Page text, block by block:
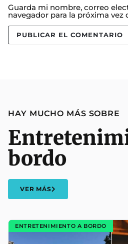
Guarda mi nombre, correo
navegador para la próxima vez
HAY MUCHO MÁS SOBRE
bordo
VER MÁS
ENTRETENIMIENTO A BORDO